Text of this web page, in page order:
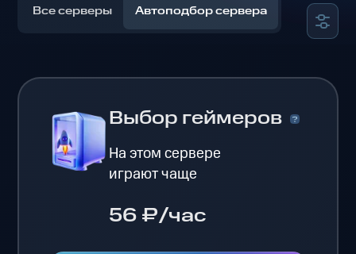
Все серверы Автоподбор сервера
Выбор геймеров
На этом сервере
играют чаще
56 ₽/час